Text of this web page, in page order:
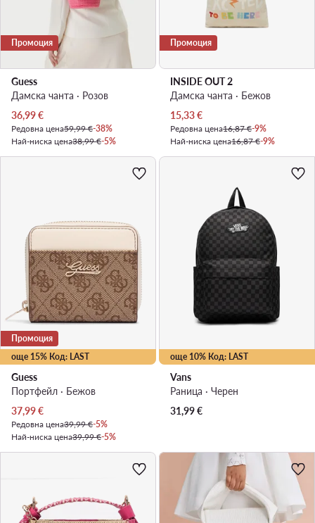
Промоция
Guess
Дамска чанта · Розов
Актуална цена
36,99€
Редовна цена59,99 €-38%
Най-ниска цена38,99 €-5%
Промоция
INSIDE OUT 2
Дамска чанта · Бежов
Актуална цена
15,33€
Редовна цена16,87 €-9%
Най-ниска цена16,87 €-9%
още 15% Код: LAST
Промоция
Guess
Портфейл · Бежов
Актуална цена
37,99€
Редовна цена39,99 €-5%
Най-ниска цена39,99 €-5%
още 10% Код: LAST
Vans
Раница · Черен
31,99€